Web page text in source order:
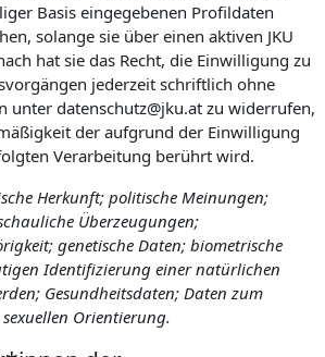
Basis eingegebenen Profildaten
solange sie über einen aktiven JKU
hat sie das Recht, die Einwilligung zu
jederzeit schriftlich ohne
unter datenschutz@jku.at zu widerrufen,
der aufgrund der Einwilligung
Verarbeitung berührt wird.
Herkunft; politische Meinungen;
Überzeugungen;
genetische Daten; biometrische
Identifizierung einer natürlichen
Gesundheitsdaten; Daten zum
Orientierung.